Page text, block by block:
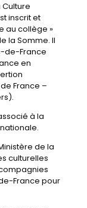
inscrit et
au collège »
la Somme. Il
de-France
en
France –
à la
de la
culturelles
France pour